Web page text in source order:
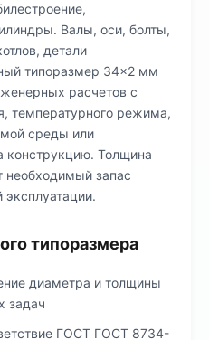
Валы, оси, болты,
детали
типоразмер 34×2 мм
расчетов с
температурного режима,
среды или
конструкцию. Толщина
необходимый запас
эксплуатации.
типоразмера
диаметра и толщины
задач
ГОСТ ГОСТ 8734-